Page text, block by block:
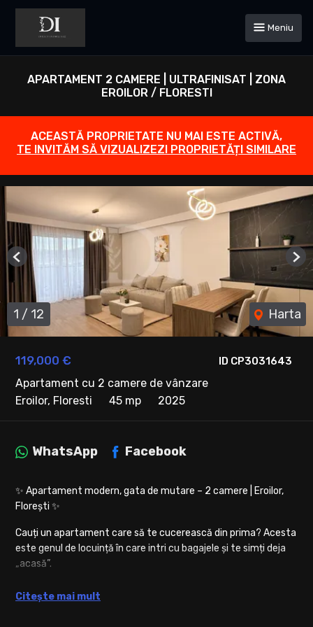
Meniu
APARTAMENT 2 CAMERE | ULTRAFINISAT | ZONA
EROILOR / FLORESTI
ACEASTĂ PROPRIETATE NU MAI ESTE ACTIVĂ,
TE INVITĂM SĂ VIZUALIZEZI PROPRIETĂȚI SIMILARE
ID CP3031643
119,000 €
Apartament cu 2 camere de vânzare
Eroilor, Floresti
45 mp 2025
1 / 12 Harta
Previous
WhatsApp Facebook
✨ Apartament modern, gata de mutare – 2 camere | Eroilor,
Florești ✨
Cauți un apartament care să te cucerească din prima? Acesta
este genul de locuință în care intri cu bagajele și te simți deja
„acasă”.
🏡 Complet mobilat și utilat, cu finisaje moderne și atenție la
detalii, acest apartament este alegerea ideală atât pentru
Citește mai mult